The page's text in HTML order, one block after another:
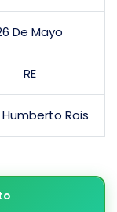
De Mayo
RE
Rois